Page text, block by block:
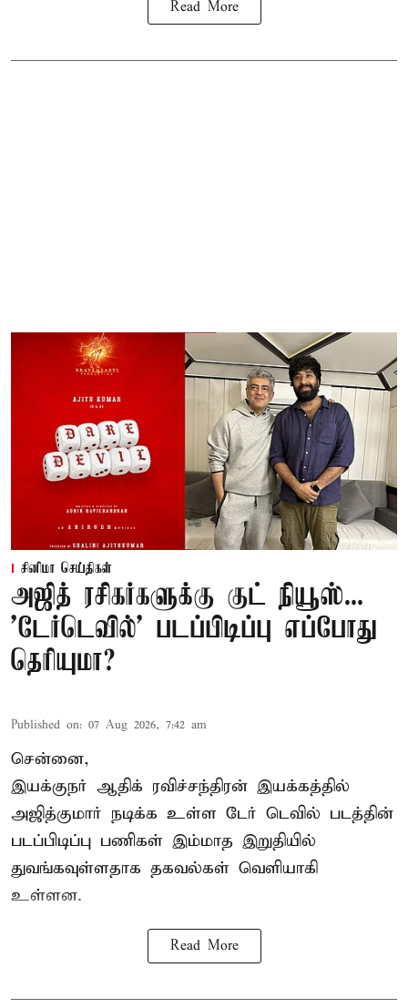
Read More
சினிமா செய்திகள்
அஜித் ரசிகர்களுக்கு குட் நியூஸ்...
'டேர்டெவில்' படப்பிடிப்பு எப்போது
தெரியுமா?
Published on: 07 Aug 2026, 7:42 am
சென்னை,
இயக்குநர் ஆதிக் ரவிச்சந்திரன் இயக்கத்தில்
அஜித்குமார் நடிக்க உள்ள டேர் டெவில் படத்தின்
படப்பிடிப்பு பணிகள் இம்மாத இறுதியில்
துவங்கவுள்ளதாக தகவல்கள் வெளியாகி
உள்ளன.
Read More